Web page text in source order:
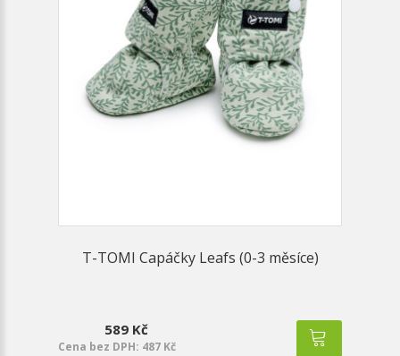
T-TOMI Capáčky Leafs (0-3 měsíce)
589 Kč
Cena bez DPH: 487 Kč